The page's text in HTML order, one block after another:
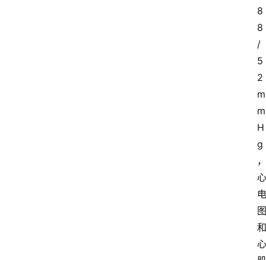
8
8
/
5
2
m
m
H
g
，
心
电
图
和
心